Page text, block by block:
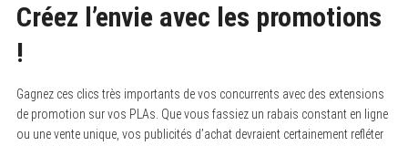
Créez l’envie avec les promotions
!
Gagnez ces clics très importants de vos concurrents avec des extensions
de promotion sur vos PLAs. Que vous fassiez un rabais constant en ligne
ou une vente unique, vos publicités d’achat devraient certainement refléter